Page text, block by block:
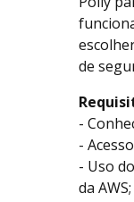
de
-
-
- Uso
da AWS;